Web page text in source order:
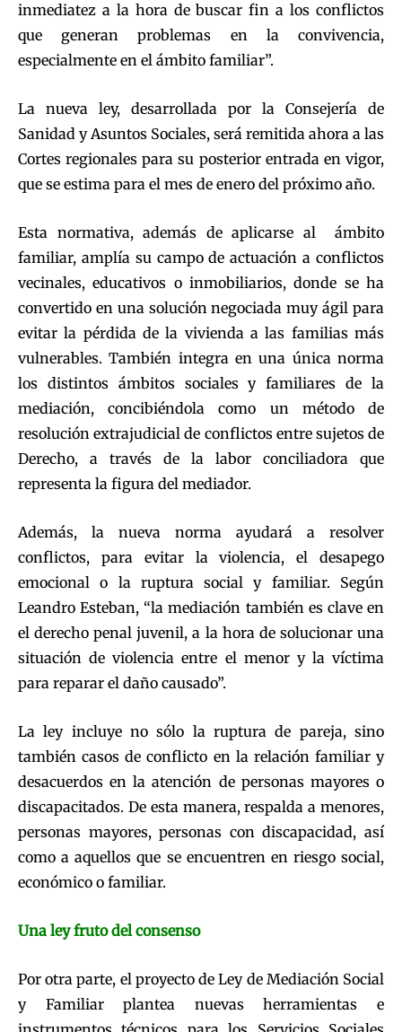
inmediatez a la hora de buscar fin a los conflictos
que generan problemas en la convivencia,
especialmente en el ámbito familiar”.
La nueva ley, desarrollada por la Consejería de
Sanidad y Asuntos Sociales, será remitida ahora a las
Cortes regionales para su posterior entrada en vigor,
que se estima para el mes de enero del próximo año.
Esta normativa, además de aplicarse al ámbito
familiar, amplía su campo de actuación a conflictos
vecinales, educativos o inmobiliarios, donde se ha
convertido en una solución negociada muy ágil para
evitar la pérdida de la vivienda a las familias más
vulnerables. También integra en una única norma
los distintos ámbitos sociales y familiares de la
mediación, concibiéndola como un método de
resolución extrajudicial de conflictos entre sujetos de
Derecho, a través de la labor conciliadora que
representa la figura del mediador.
Además, la nueva norma ayudará a resolver
conflictos, para evitar la violencia, el desapego
emocional o la ruptura social y familiar. Según
Leandro Esteban, “la mediación también es clave en
el derecho penal juvenil, a la hora de solucionar una
situación de violencia entre el menor y la víctima
para reparar el daño causado”.
La ley incluye no sólo la ruptura de pareja, sino
también casos de conflicto en la relación familiar y
desacuerdos en la atención de personas mayores o
discapacitados. De esta manera, respalda a menores,
personas mayores, personas con discapacidad, así
como a aquellos que se encuentren en riesgo social,
económico o familiar.
Una ley fruto del consenso
Por otra parte, el proyecto de Ley de Mediación Social
y Familiar plantea nuevas herramientas e